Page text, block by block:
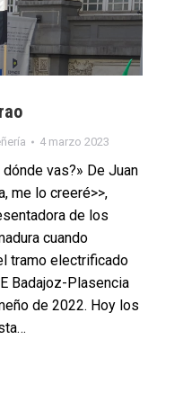
4 marzo 2023
vas?» De Juan
me lo creeré>>,
de los
cuando
tramo electrificado
Badajoz-Plasencia
de 2022. Hoy los